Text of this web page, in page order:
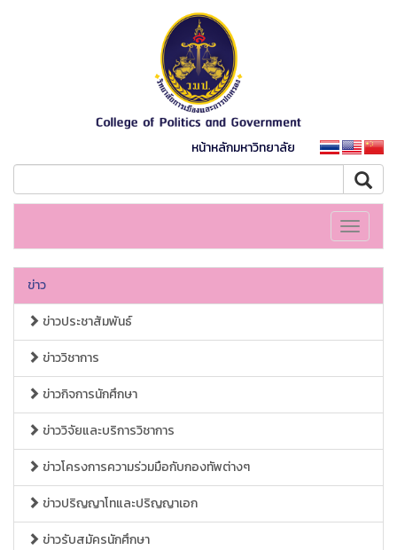
หน้าหลักมหาวิทยาลัย
Toggle
ข่าว
ข่าวประชาสัมพันธ์
ข่าววิชาการ
ข่าวกิจการนักศึกษา
ข่าววิจัยและบริการวิชาการ
ข่าวโครงการความร่วมมือกับกองทัพต่างๆ
ข่าวปริญญาโทและปริญญาเอก
ข่าวรับสมัครนักศึกษา